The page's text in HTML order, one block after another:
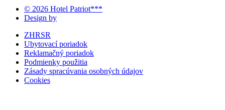
© 2026 Hotel Patriot***
Design by
ZHRSR
Ubytovací poriadok
Reklamačný poriadok
Podmienky použitia
Zásady spracúvania osobných údajov
Cookies